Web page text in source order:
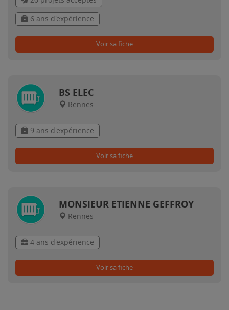
6 ans d'expérience
Voir sa fiche
BS ELEC
Rennes
9 ans d'expérience
Voir sa fiche
MONSIEUR ETIENNE GEFFROY
Rennes
4 ans d'expérience
Voir sa fiche